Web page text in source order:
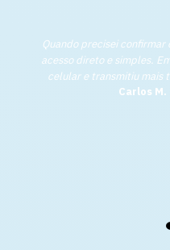
Quando precisei
acesso direto e simples.
celular e transmitiu mais
Carlos M.